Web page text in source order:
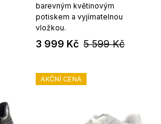
barevným květinovým
potiskem a vyjímatelnou
vložkou.
3 999 Kč 5 599 Kč
AKČNÍ CENA